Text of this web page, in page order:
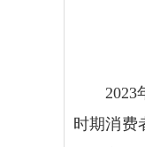
2023
时期消费